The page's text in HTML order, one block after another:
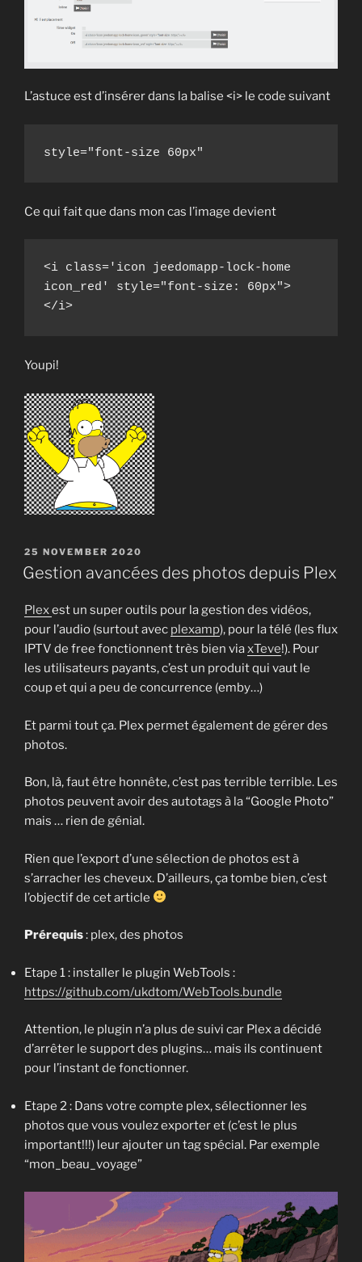
L’astuce est d’insérer dans la balise <i> le code suivant
style="font-size 60px"
Ce qui fait que dans mon cas l’image devient
<i class='icon jeedomapp-lock-home
icon_red' style="font-size: 60px">
</i>
Youpi!
POSTED
ON
25 NOVEMBER 2020
Gestion avancées des photos depuis Plex
Plexest un super outils pour la gestion des vidéos,
pour l’audio (surtout avec plexamp), pour la télé (les flux
IPTV de free fonctionnent très bien viaxTeve!). Pour
les utilisateurs payants, c’est un produit qui vaut le
coup et qui a peu de concurrence (emby…)
Et parmi tout ça. Plex permet également de gérer des
photos.
Bon, là, faut être honnête, c’est pas terrible terrible. Les
photos peuvent avoir des autotags à la “Google Photo”
mais … rien de génial.
Rien que l’export d’une sélection de photos est à
s’arracher les cheveux. D’ailleurs, ça tombe bien, c’est
l’objectif de cet article
Prérequis: plex, des photos
Etape 1 : installer le plugin WebTools :
https://github.com/ukdtom/WebTools.bundle
Attention, le plugin n’a plus de suivi car Plex a décidé
d’arrêter le support des plugins… mais ils continuent
pour l’instant de fonctionner.
Etape 2 : Dans votre compte plex, sélectionner les
photos que vous voulez exporter et (c’est le plus
important!!!) leur ajouter un tag spécial. Par exemple
“mon_beau_voyage”